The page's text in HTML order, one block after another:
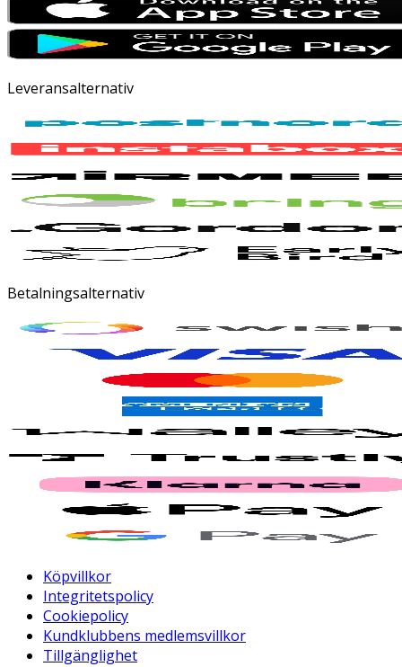
Leveransalternativ
Betalningsalternativ
Köpvillkor
Integritetspolicy
Cookiepolicy
Kundklubbens medlemsvillkor
Tillgänglighet